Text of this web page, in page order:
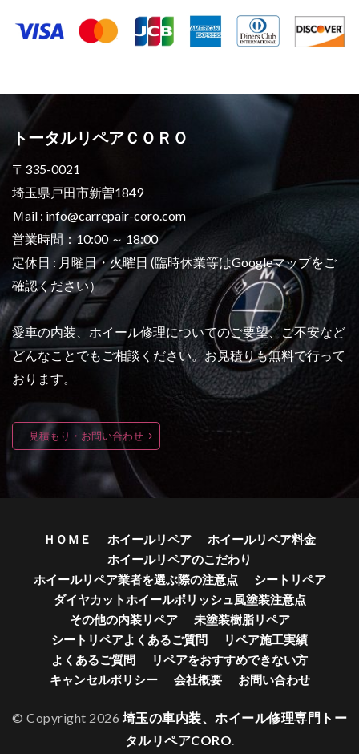
トータルリペアＣＯＲＯ
〒335-0021
埼玉県戸田市新曽1849
Ｍail : info@carrepair-coro.com
営業時間：10:00 ～ 18:00
定休日 : 月曜日・火曜日 (臨時休業等はGoogleマップをご
確認ください）
愛車の内装、ホイール修理についてのご要望、ご不安など
どんなことでもご相談ください。お見積りも無料で行って
おります。
見積もり・お問い合わせ
ＨＯＭＥ ホイールリペア
ホイールリペア料金
ホイールリペアのこだわり
ホイールリペア業者を選ぶ際の注意点
シートリペア
ダイヤカットホイールポリッシュ風塗装注意点
その他の内装リペア
未塗装樹脂リペア
シートリペアよくあるご質問
リペア施工実績
よくあるご質問
リペアをおすすめできない方
キャンセルポリシー
会社概要 お問い合わせ
© Copyright 2026 埼玉の車内装、ホイール修理専門トー
タルリペアCORO.